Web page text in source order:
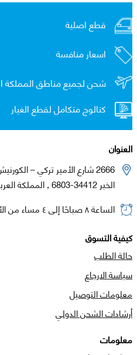
قطع اصلية
اسعار منافسة
شحن لجميع مناطق المملكة
كتالوج متكامل لقطع الغيار
العنوان
2666 شارع الأمير تركي – الكورنيش , وحدة رقم 102
الخبر 34412-6803 , المملكة العربية السعودية
الساعة ٨ صباحًا إلى ٤ مساء من الأحد إلى الخميس
كيفية التسوق
حالة الطلب
سياسة الارجاع
معلومات التوصيل
أرشادات الشحن الدولي
معلومات